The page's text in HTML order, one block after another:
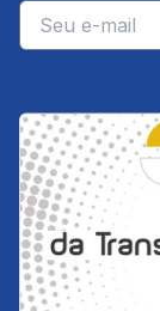
E-mail